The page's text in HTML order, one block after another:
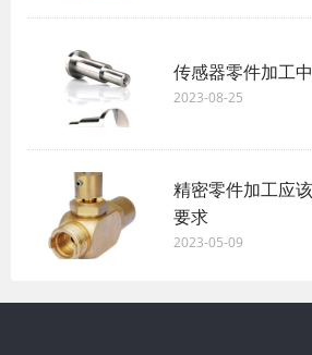
传感器零件加工
2023-08-25
精密零件加工应
要求
2023-05-09